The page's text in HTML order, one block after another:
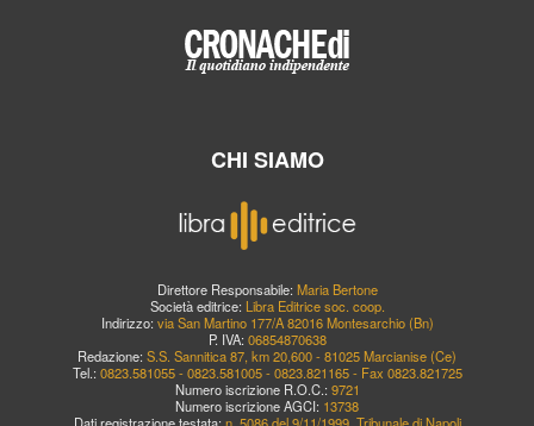
CHI SIAMO
Direttore Responsabile: Maria Bertone
Società editrice: Libra Editrice soc. coop.
Indirizzo: via San Martino 177/A 82016 Montesarchio (Bn)
P. IVA: 06854870638
Redazione: S.S. Sannitica 87, km 20,600 - 81025 Marcianise (Ce)
Tel.: 0823.581055 - 0823.581005 - 0823.821165 - Fax 0823.821725
Numero iscrizione R.O.C.: 9721
Numero iscrizione AGCI: 13738